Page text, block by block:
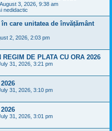
August 3, 2026, 9:38 am
nedidactic
care unitatea de învățământ
2, 2026, 2:03 pm
DE PLATA CU ORA 2026
31, 2026, 3:21 pm
31, 2026, 3:10 pm
31, 2026, 3:01 pm